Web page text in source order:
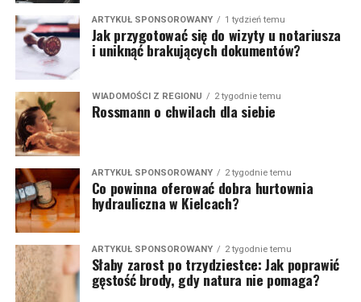
ARTYKUŁ SPONSOROWANY 1 tydzień temu
Jak przygotować się do wizyty u notariusza
i uniknąć brakujących dokumentów?
WIADOMOŚCI Z REGIONU 2 tygodnie temu
Rossmann o chwilach dla siebie
ARTYKUŁ SPONSOROWANY 2 tygodnie temu
Co powinna oferować dobra hurtownia
hydrauliczna w Kielcach?
ARTYKUŁ SPONSOROWANY 2 tygodnie temu
Słaby zarost po trzydziestce: Jak poprawić
gęstość brody, gdy natura nie pomaga?